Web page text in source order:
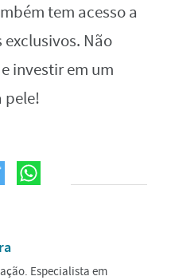
tem acesso a
Não
investir em um
pele!
Especialista em